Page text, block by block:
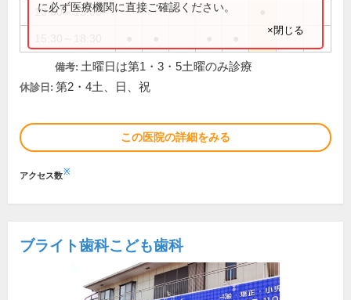
13:00～15:00
に必ず医療機関に直接ご確認ください。
×閉じる
備考: 土曜日は第1・3・5土曜のみ診療
休診日: 第2・4土、日、祝
この医院の詳細をみる
アクセス数※
ブライト歯科こども歯科